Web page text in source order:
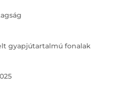
gyapjútartalmú fonalak